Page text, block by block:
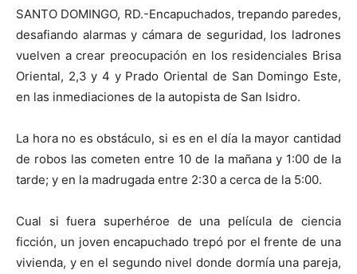
SANTO DOMINGO, RD.-Encapuchados, trepando paredes,
desafiando alarmas y cámara de seguridad, los ladrones
vuelven a crear preocupación en los residenciales Brisa
Oriental, 2,3 y 4 y Prado Oriental de San Domingo Este,
en las inmediaciones de la autopista de San Isidro.
La hora no es obstáculo, si es en el día la mayor cantidad
de robos las cometen entre 10 de la mañana y 1:00 de la
tarde; y en la madrugada entre 2:30 a cerca de la 5:00.
Cual si fuera superhéroe de una película de ciencia
ficción, un joven encapuchado trepó por el frente de una
vivienda, y en el segundo nivel donde dormía una pareja,